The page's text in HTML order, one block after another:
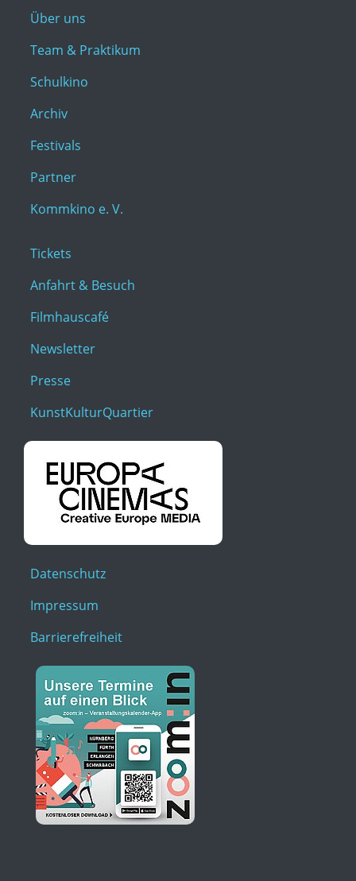
Über uns
Team & Praktikum
Schulkino
Archiv
Festivals
Partner
Kommkino e. V.
Tickets
Anfahrt & Besuch
Filmhauscafé
Newsletter
Presse
KunstKulturQuartier
Datenschutz
Impressum
Barrierefreiheit